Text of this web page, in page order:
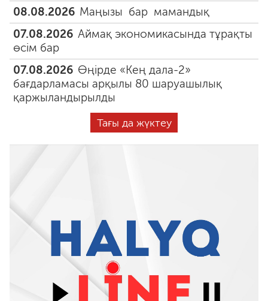
08.08.2026 Маңызы бар мамандық
07.08.2026 Аймақ экономикасында тұрақты
өсім бар
07.08.2026 Өңірде «Кең дала-2»
бағдарламасы арқылы 80 шаруашылық
қаржыландырылды
Тағы да жүктеу